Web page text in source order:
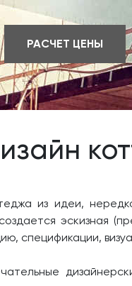
РАСЧЕТ ЦЕНЫ
из идеи,
эскизная
спецификации,